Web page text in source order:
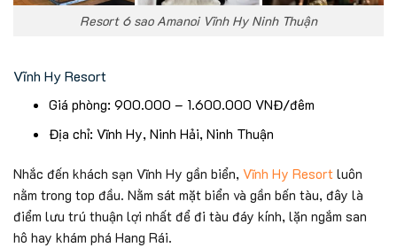
Resort 6 sao Amanoi Vĩnh Hy Ninh Thuận
Vĩnh Hy Resort
Giá phòng: 900.000 – 1.600.000 VNĐ/đêm
Địa chỉ: Vĩnh Hy, Ninh Hải, Ninh Thuận
Nhắc đến khách sạn Vĩnh Hy gần biển, Vĩnh Hy Resort luôn
nằm trong top đầu. Nằm sát mặt biển và gần bến tàu, đây là
điểm lưu trú thuận lợi nhất để đi tàu đáy kính, lặn ngắm san
hô hay khám phá Hang Rái.